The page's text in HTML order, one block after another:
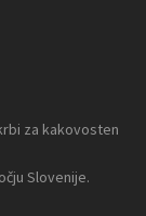
za kakovosten
Slovenije.